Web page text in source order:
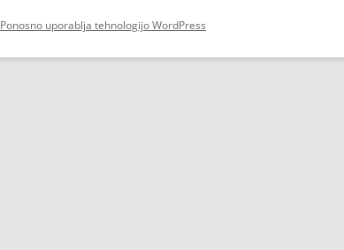
Ponosno uporablja tehnologijo WordPress